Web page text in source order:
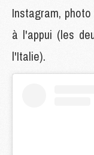
Instagram,
à l'appui (les
l'Italie).